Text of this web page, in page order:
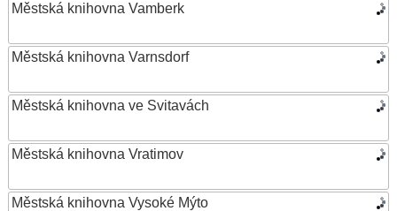
Městská knihovna Vamberk
Městská knihovna Varnsdorf
Městská knihovna ve Svitavách
Městská knihovna Vratimov
Městská knihovna Vysoké Mýto